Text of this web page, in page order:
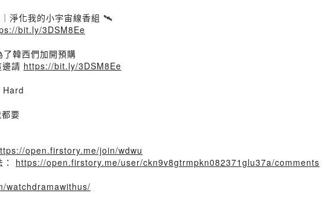
淨化我的小宇宙線香組 🛰️
bit.ly/3DSM8Ee
韓西們加開預購
請 https://bit.ly/3DSM8Ee
Hard
要
open.firstory.me/join/wdwu
https://open.firstory.me/user/ckn9v8gtrmpkn082371glu37a/comments
watchdramawithus/